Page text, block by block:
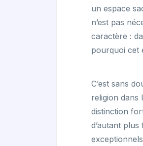
un espace
n’est pas
caractère :
pourquoi cet
C’est sans
religion dans
distinction
d’autant